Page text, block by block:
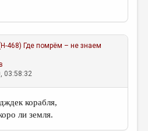
(Н-468) Где помрём – не знаем
03:58:32
корабля,
ли земля.